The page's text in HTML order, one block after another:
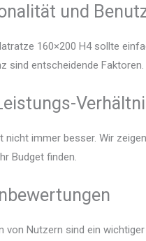
und
160×200 H4 sollte
sind entscheidende Faktoren.
nicht immer besser. Wir
Budget finden.
von Nutzern sind ein